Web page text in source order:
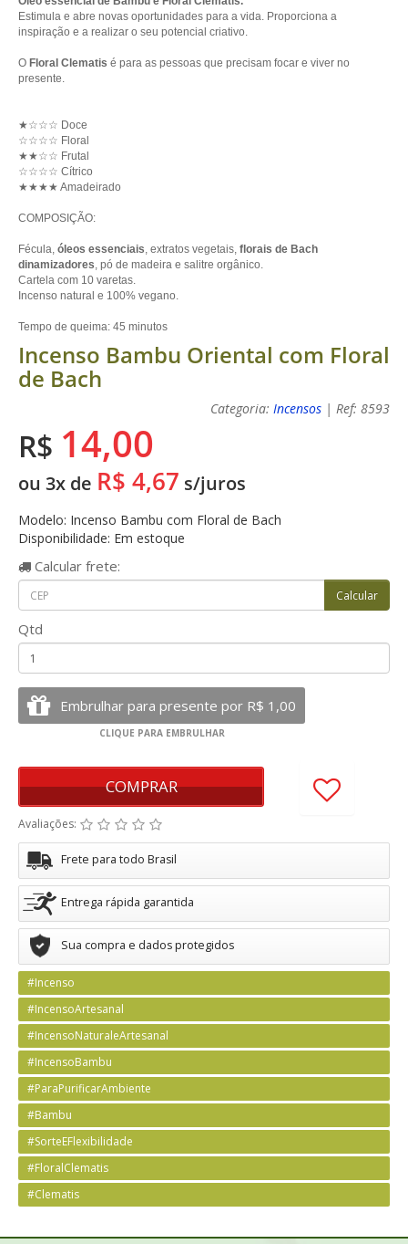
Estimula e abre novas oportunidades para a vida. Proporciona a
inspiração e a realizar o seu potencial criativo.
O Floral Clematis é para as pessoas que precisam focar e viver no
presente.
★☆☆☆ Doce
☆☆☆☆ Floral
★★☆☆ Frutal
☆☆☆☆ Cítrico
★★★★ Amadeirado
COMPOSIÇÃO:
Fécula, óleos essenciais, extratos vegetais, florais de Bach
dinamizadores, pó de madeira e salitre orgânico.
Cartela com 10 varetas.
Incenso natural e 100% vegano.
Tempo de queima: 45 minutos
Incenso Bambu Oriental com Floral
de Bach
Categoria: Incensos | Ref: 8593
R$ 14,00
ou 3x de R$ 4,67 s/juros
Modelo: Incenso Bambu com Floral de Bach
Disponibilidade: Em estoque
Calcular frete:
Qtd
COMPRAR
Avaliações:
Frete para todo Brasil
Entrega rápida garantida
Sua compra e dados protegidos
#Incenso
#IncensoArtesanal
#IncensoNaturaleArtesanal
#IncensoBambu
#ParaPurificarAmbiente
#Bambu
#SorteEFlexibilidade
#FloralClematis
#Clematis